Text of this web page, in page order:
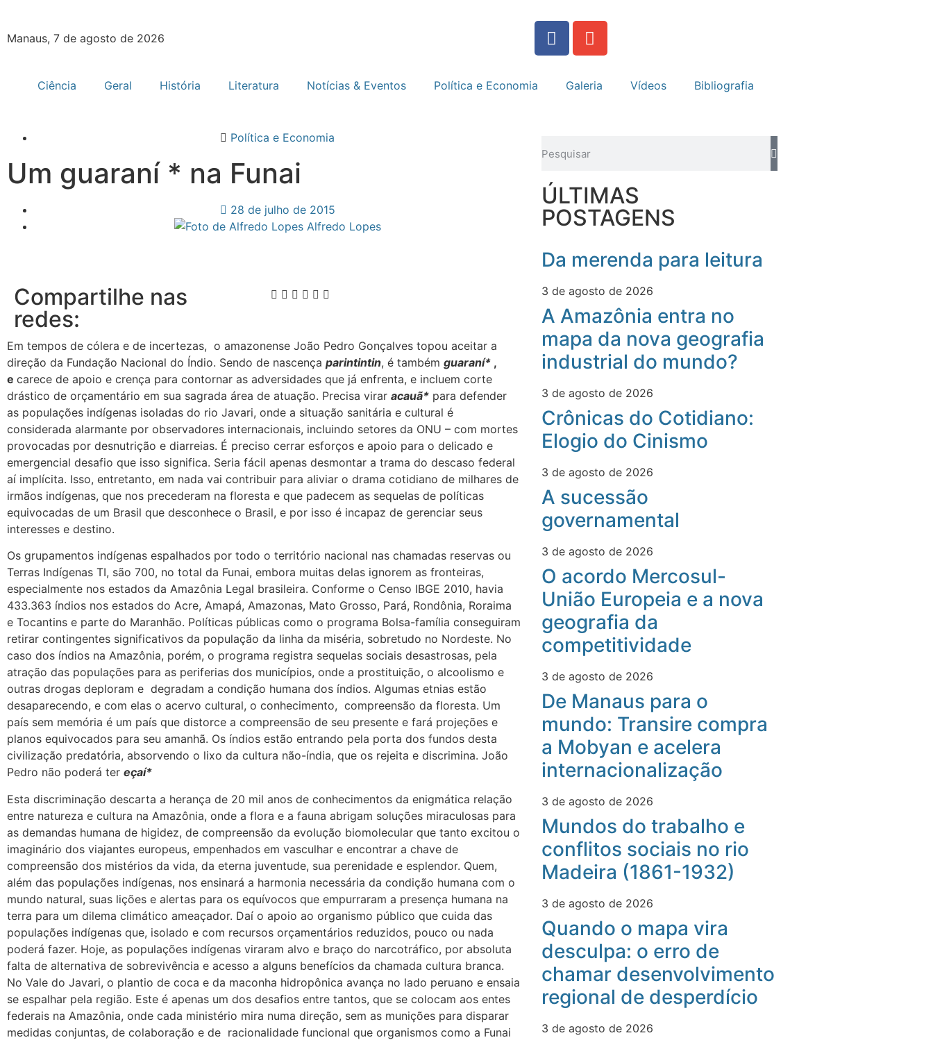
Manaus, 7 de agosto de 2026
Ciência Geral História Literatura Notícias & Eventos Política e Economia Galeria Vídeos Bibliografia
Política e Economia
Um guaraní * na Funai
28 de julho de 2015
Alfredo Lopes
Compartilhe nas
redes:
Em tempos de cólera e de incertezas, o amazonense João Pedro Gonçalves topou aceitar a
direção da Fundação Nacional do Índio. Sendo de nascença parintintin, é também guaraní* ,
e carece de apoio e crença para contornar as adversidades que já enfrenta, e incluem corte
drástico de orçamentário em sua sagrada área de atuação. Precisa virar acauã* para defender
as populações indígenas isoladas do rio Javari, onde a situação sanitária e cultural é
considerada alarmante por observadores internacionais, incluindo setores da ONU – com mortes
provocadas por desnutrição e diarreias. É preciso cerrar esforços e apoio para o delicado e
emergencial desafio que isso significa. Seria fácil apenas desmontar a trama do descaso federal
aí implícita. Isso, entretanto, em nada vai contribuir para aliviar o drama cotidiano de milhares de
irmãos indígenas, que nos precederam na floresta e que padecem as sequelas de políticas
equivocadas de um Brasil que desconhece o Brasil, e por isso é incapaz de gerenciar seus
interesses e destino.
Os grupamentos indígenas espalhados por todo o território nacional nas chamadas reservas ou
Terras Indígenas TI, são 700, no total da Funai, embora muitas delas ignorem as fronteiras,
especialmente nos estados da Amazônia Legal brasileira. Conforme o Censo IBGE 2010, havia
433.363 índios nos estados do Acre, Amapá, Amazonas, Mato Grosso, Pará, Rondônia, Roraima
e Tocantins e parte do Maranhão. Políticas públicas como o programa Bolsa-família conseguiram
retirar contingentes significativos da população da linha da miséria, sobretudo no Nordeste. No
caso dos índios na Amazônia, porém, o programa registra sequelas sociais desastrosas, pela
atração das populações para as periferias dos municípios, onde a prostituição, o alcoolismo e
outras drogas deploram e degradam a condição humana dos índios. Algumas etnias estão
desaparecendo, e com elas o acervo cultural, o conhecimento, compreensão da floresta. Um
país sem memória é um país que distorce a compreensão de seu presente e fará projeções e
planos equivocados para seu amanhã. Os índios estão entrando pela porta dos fundos desta
civilização predatória, absorvendo o lixo da cultura não-índia, que os rejeita e discrimina. João
Pedro não poderá ter eçaí*
Esta discriminação descarta a herança de 20 mil anos de conhecimentos da enigmática relação
entre natureza e cultura na Amazônia, onde a flora e a fauna abrigam soluções miraculosas para
as demandas humana de higidez, de compreensão da evolução biomolecular que tanto excitou o
imaginário dos viajantes europeus, empenhados em vasculhar e encontrar a chave de
compreensão dos mistérios da vida, da eterna juventude, sua perenidade e esplendor. Quem,
além das populações indígenas, nos ensinará a harmonia necessária da condição humana com o
mundo natural, suas lições e alertas para os equívocos que empurraram a presença humana na
terra para um dilema climático ameaçador. Daí o apoio ao organismo público que cuida das
populações indígenas que, isolado e com recursos orçamentários reduzidos, pouco ou nada
poderá fazer. Hoje, as populações indígenas viraram alvo e braço do narcotráfico, por absoluta
falta de alternativa de sobrevivência e acesso a alguns benefícios da chamada cultura branca.
No Vale do Javari, o plantio de coca e da maconha hidropônica avança no lado peruano e ensaia
se espalhar pela região. Este é apenas um dos desafios entre tantos, que se colocam aos entes
federais na Amazônia, onde cada ministério mira numa direção, sem as munições para disparar
medidas conjuntas, de colaboração e de racionalidade funcional que organismos como a Funai
ÚLTIMAS
POSTAGENS
Da merenda para leitura
3 de agosto de 2026
A Amazônia entra no
mapa da nova geografia
industrial do mundo?
3 de agosto de 2026
Crônicas do Cotidiano:
Elogio do Cinismo
3 de agosto de 2026
A sucessão
governamental
3 de agosto de 2026
O acordo Mercosul-
União Europeia e a nova
geografia da
competitividade
3 de agosto de 2026
De Manaus para o
mundo: Transire compra
a Mobyan e acelera
internacionalização
3 de agosto de 2026
Mundos do trabalho e
conflitos sociais no rio
Madeira (1861-1932)
3 de agosto de 2026
Quando o mapa vira
desculpa: o erro de
chamar desenvolvimento
regional de desperdício
3 de agosto de 2026